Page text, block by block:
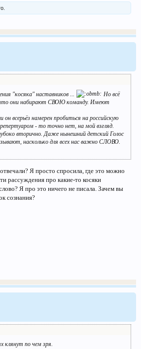
"косяка" наставников ...
Но всё
они набирают СВОЮ команду. Имеют
он всерьёз намерен пробиться на российскую
- то точно нет, на мой взгляд.
вторично. Даже нынешний детский Голос
насколько для всех нас важно СЛОВО.
Я просто спросила, где это можно
рассуждения про какие-то косяки
Я про это ничего не писала. Зачем вы
сознания?
клянут по чем зря.